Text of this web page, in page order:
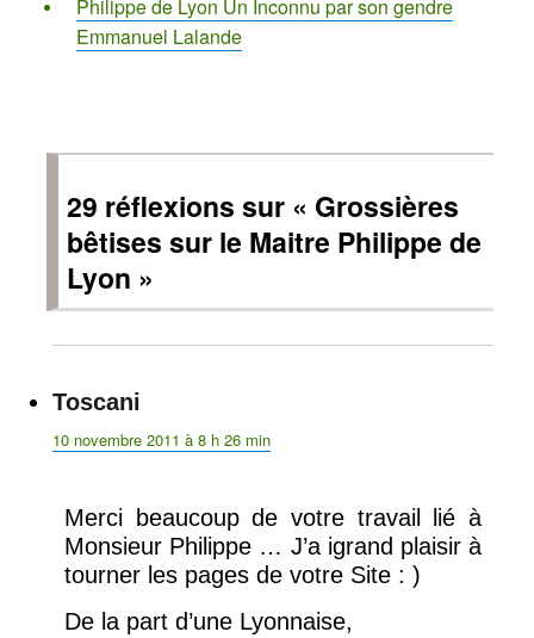
Philippe de Lyon Un Inconnu par son gendre
Emmanuel Lalande
29 réflexions sur « Grossières
bêtises sur le Maitre Philippe de
Lyon »
Toscani
10 novembre 2011 à 8 h 26 min
Merci beaucoup de votre travail lié à
Monsieur Philippe … J’a igrand plaisir à
tourner les pages de votre Site : )
De la part d’une Lyonnaise,